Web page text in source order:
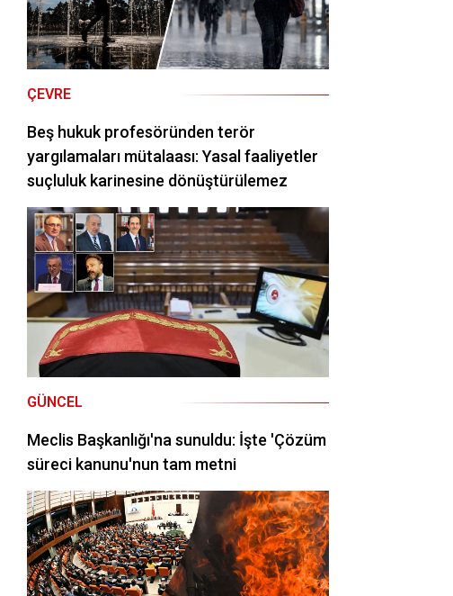
ÇEVRE
Beş hukuk profesöründen terör
yargılamaları mütalaası: Yasal faaliyetler
suçluluk karinesine dönüştürülemez
GÜNCEL
Meclis Başkanlığı'na sunuldu: İşte 'Çözüm
süreci kanunu'nun tam metni